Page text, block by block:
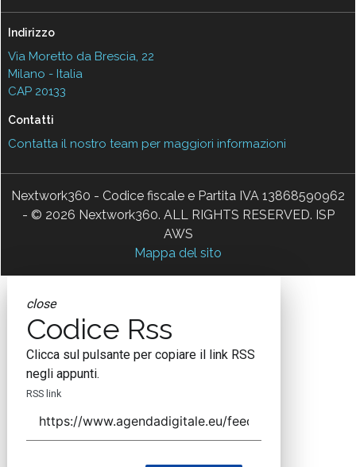
Indirizzo
Via Moretto da Brescia, 22
Milano - Italia
CAP 20133
Contatti
Contatta il nostro team per maggiori informazioni
Nextwork360 - Codice fiscale e Partita IVA 13868590962
- © 2026 Nextwork360. ALL RIGHTS RESERVED. ISP
AWS
Mappa del sito
close
Codice Rss
Clicca sul pulsante per copiare il link RSS
negli appunti.
RSS link